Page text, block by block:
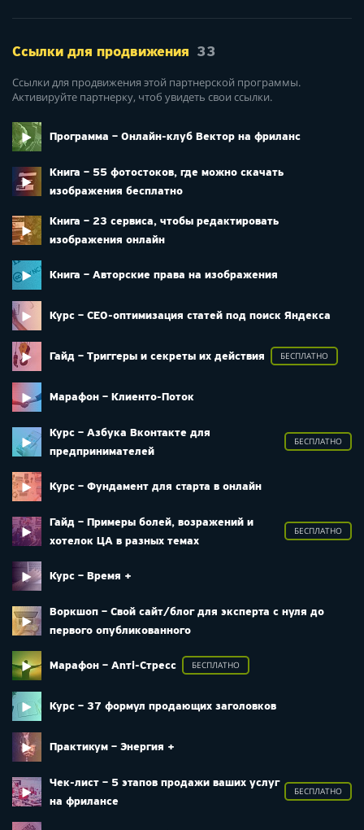
Ссылки для продвижения 33
Ссылки для продвижения этой партнерской программы.
Активируйте партнерку, чтоб увидеть свои ссылки.
Программа – Онлайн-клуб Вектор на фриланс
Книга – 55 фотостоков, где можно скачать
изображения бесплатно
Книга – 23 сервиса, чтобы редактировать
изображения онлайн
Книга – Авторские права на изображения
Курс – СЕО-оптимизация статей под поиск Яндекса
Гайд – Триггеры и секреты их действия БЕСПЛАТНО
Марафон – Клиенто-Поток
Курс – Азбука Вконтакте для
предпринимателей
БЕСПЛАТНО
Курс – Фундамент для старта в онлайн
Гайд – Примеры болей, возражений и
хотелок ЦА в разных темах
БЕСПЛАТНО
Курс – Время +
Воркшоп – Свой сайт/блог для эксперта с нуля до
первого опубликованного
Марафон – Anтi-Cтресс БЕСПЛАТНО
Курс – 37 формул продающих заголовков
Практикум – Энергия +
Чек-лист – 5 этапов продажи ваших услуг
на фрилансе
БЕСПЛАТНО